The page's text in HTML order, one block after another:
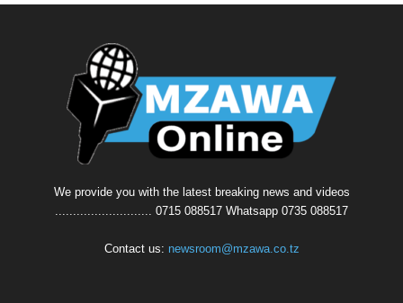
We provide you with the latest breaking news and videos
........................... 0715 088517 Whatsapp 0735 088517
Contact us: newsroom@mzawa.co.tz